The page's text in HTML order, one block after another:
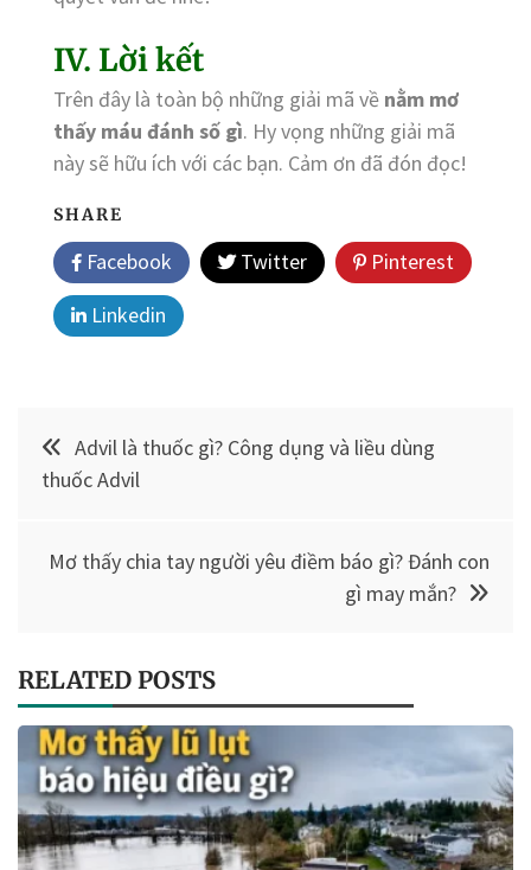
IV. Lời kết
Trên đây là toàn bộ những giải mã về nằm mơ
thấy máu đánh số gì. Hy vọng những giải mã
này sẽ hữu ích với các bạn. Cảm ơn đã đón đọc!
SHARE
Facebook Twitter
Pinterest
Linkedin
Điều
hướng
viết
Advil là thuốc gì? Công dụng và liều dùng
thuốc Advil
Mơ thấy chia tay người yêu điềm báo gì? Đánh con
gì may mắn?
RELATED POSTS